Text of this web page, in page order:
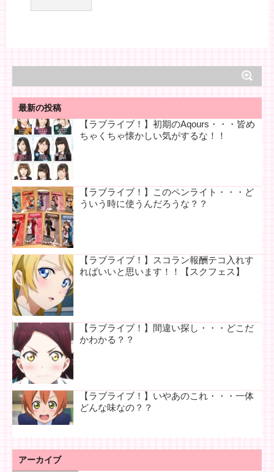
最新の投稿
【ラブライブ！】初期のAqours・・・皆め
ちゃくちゃ懐かしい気がするな！！
【ラブライブ！】このペンライト・・・ど
ういう時に使うんだろうな？？
【ラブライブ！】スコラン報酬テコ入れす
ればいいと思います！！【スクフェス】
【ラブライブ！】間違い探し・・・どこだ
かわかる？？
【ラブライブ！】いやあのこれ・・・一体
どんな味なの？？
アーカイブ